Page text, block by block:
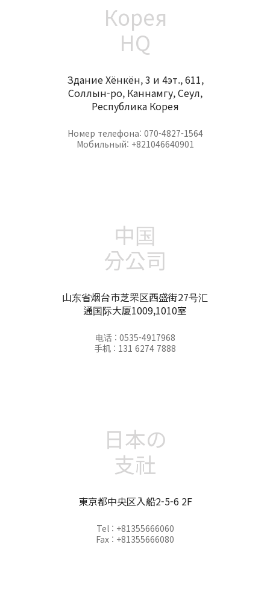
Корея
HQ
Здание Хёнкён, 3 и 4эт., 611,
Соллын-ро, Каннамгу, Сеул,
Республика Корея
Номер телефона: 070-4827-1564
Мобильный: +821046640901
中国
分公司
山东省烟台市芝罘区西盛街27号汇
通国际大厦1009,1010室
电话 : 0535-4917968
手机 : 131 6274 7888
日本の
支社
東京都中央区入船2-5-6 2F
Tel : +81355666060
Fax : +81355666080